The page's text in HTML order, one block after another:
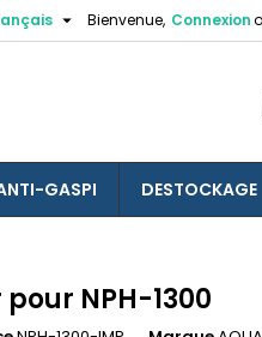
Bienvenue, Connexion

GASPI DESTOCKAGE
pour NPH-1300